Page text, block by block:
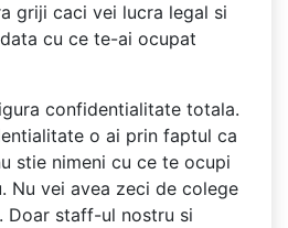
griji caci vei lucra legal si
cu ce te-ai ocupat
confidentialitate totala.
o ai prin faptul ca
stie nimeni cu ce te ocupi
Nu vei avea zeci de colege
Doar staff-ul nostru si